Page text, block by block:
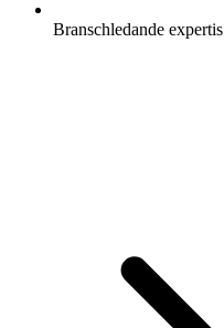
Branschledande expertis